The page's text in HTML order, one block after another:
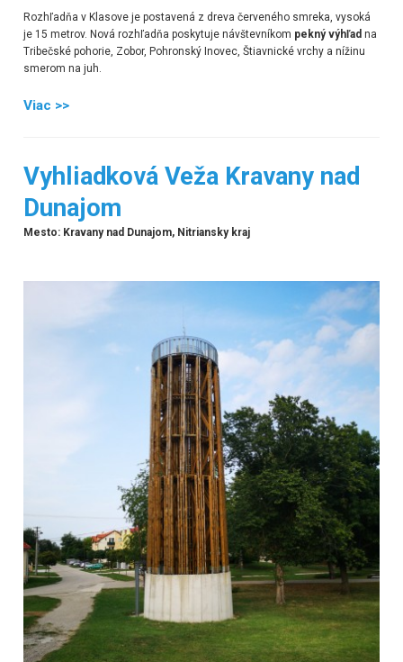
Rozhľadňa v Klasove je postavená z dreva červeného smreka, vysoká
je 15 metrov. Nová rozhľadňa poskytuje návštevníkom pekný výhľad na
Tribečské pohorie, Zobor, Pohronský Inovec, Štiavnické vrchy a nížinu
smerom na juh.
Viac >>
Vyhliadková Veža Kravany nad
Dunajom
Mesto: Kravany nad Dunajom, Nitriansky kraj